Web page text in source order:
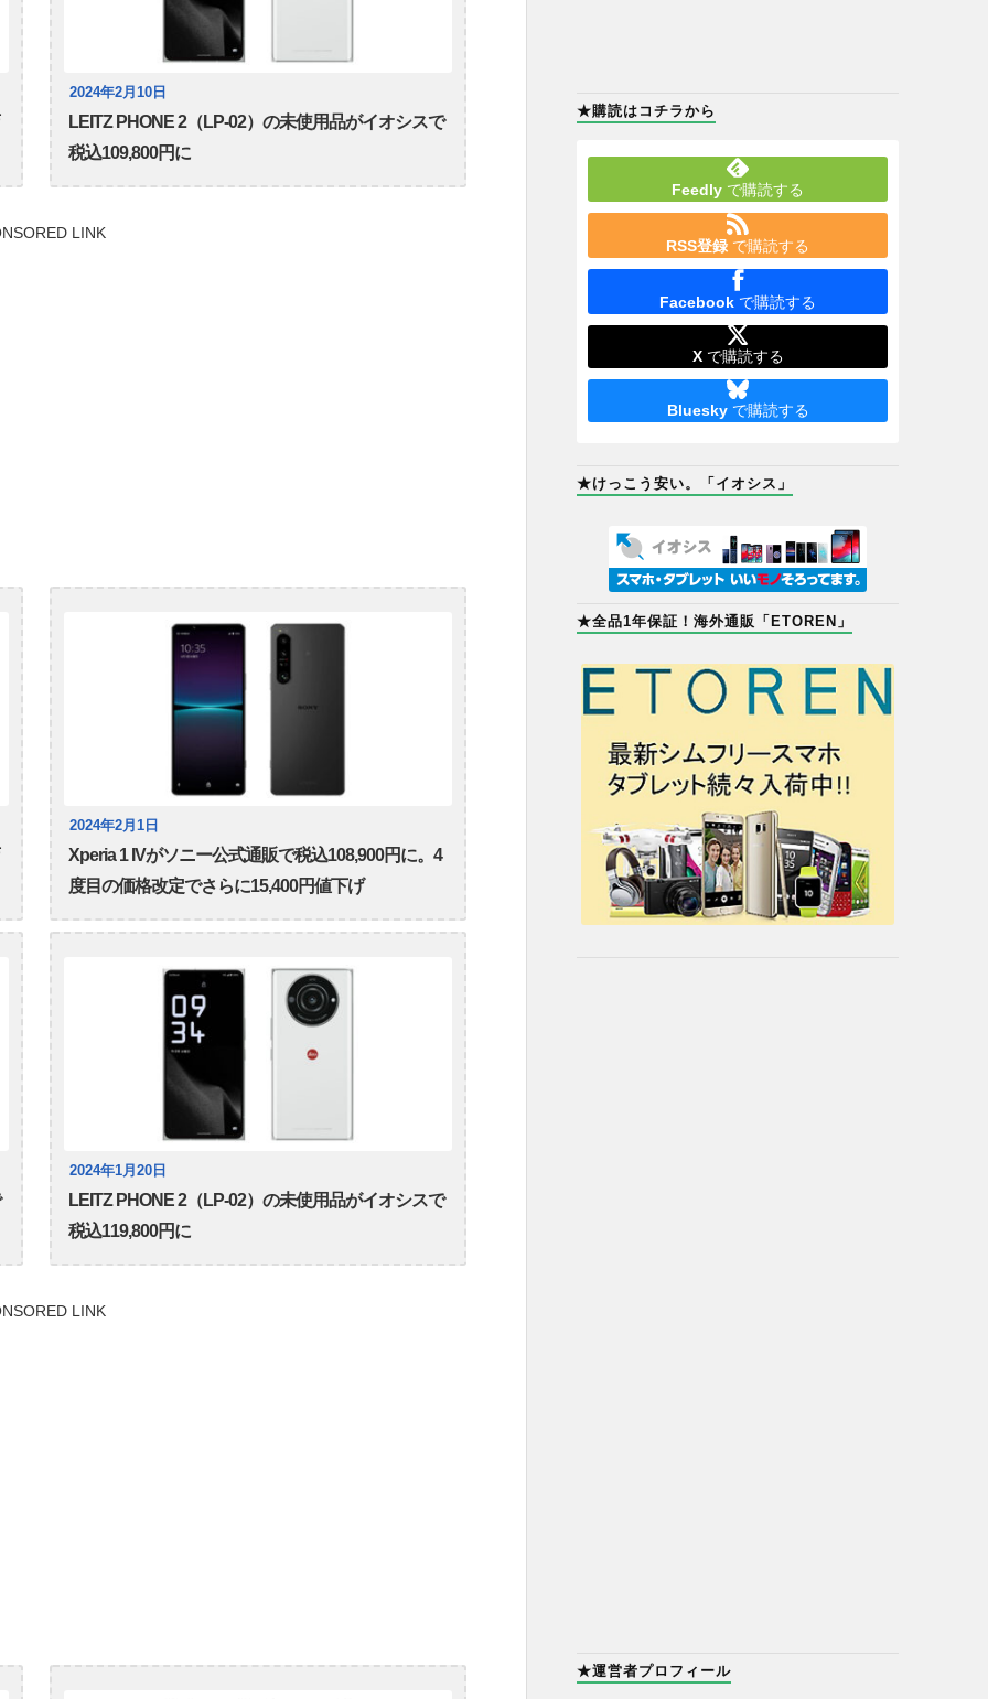
2024年2月10日
LEITZ PHONE 2（LP-02）の未使用品がイオシスで
税込109,800円に
LINK
2024年2月1日
Xperia 1 IVがソニー公式通販で税込108,900円に。4
度目の価格改定でさらに15,400円値下げ
2024年1月20日
LEITZ PHONE 2（LP-02）の未使用品がイオシスで
税込119,800円に
LINK
★購読はコチラから
Feedly で購読する
RSS登録 で購読する
Facebook で購読する
Xで購読する
Blueskyで購読する
★けっこう安い。「イオシス」
★全品1年保証！海外通販「ETOREN」
★運営者プロフィール